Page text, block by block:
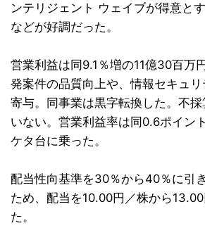
ンテリジェント ウェイブが得意と
などが好調だった。
営業利益は同9.1％増の11億30百万
発案件の品質向上や、情報セキュ
寄与。同事業は黒字転換した。不
いない。営業利益率は同0.6ポイン
ケタ台に乗った。
配当性向基準を30％から40％に引
ため、配当を10.00円／株から
た。